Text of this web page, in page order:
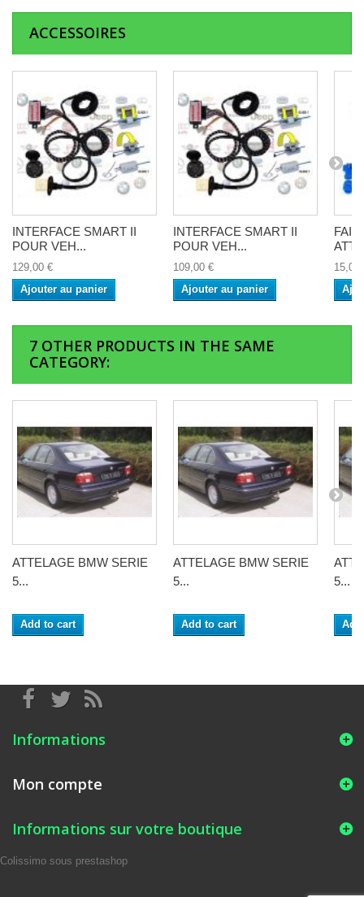
ACCESSOIRES
INTERFACE SMART II
POUR VEH...
129,00 €
Ajouter au panier
INTERFACE SMART II
POUR VEH...
109,00 €
Ajouter au panier
15,00
7 OTHER PRODUCTS IN THE SAME
CATEGORY:
ATTELAGE BMW SERIE
5...
Add to cart
ATTELAGE BMW SERIE
5...
Add to cart
5...
Informations
Mon compte
Informations sur votre boutique
Colissimo sous prestashop